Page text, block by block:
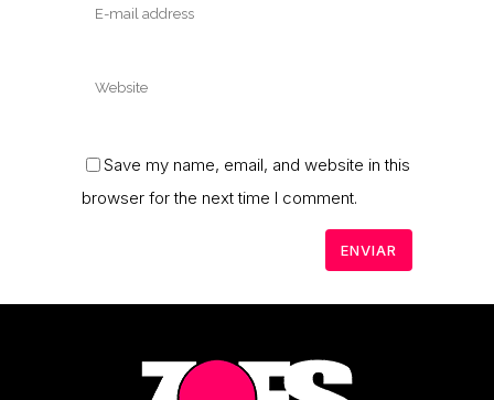
Save my name, email, and website in this
browser for the next time I comment.